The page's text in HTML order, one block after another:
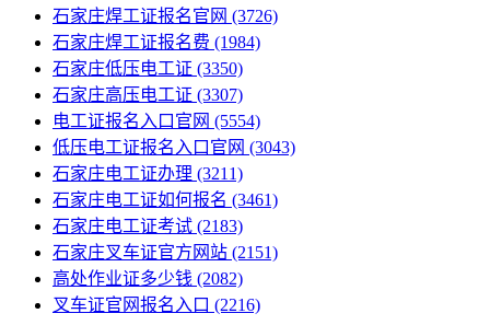
石家庄焊工证报名官网 (3726)
石家庄焊工证报名费 (1984)
石家庄低压电工证 (3350)
石家庄高压电工证 (3307)
电工证报名入口官网 (5554)
低压电工证报名入口官网 (3043)
石家庄电工证办理 (3211)
石家庄电工证如何报名 (3461)
石家庄电工证考试 (2183)
石家庄叉车证官方网站 (2151)
高处作业证多少钱 (2082)
叉车证官网报名入口 (2216)